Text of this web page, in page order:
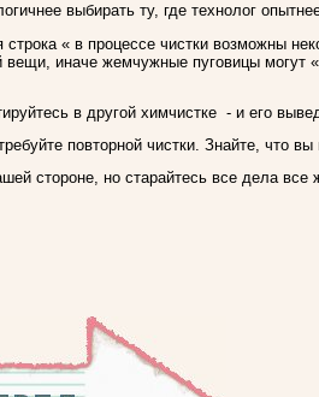
выбирать ту, где технолог
« в процессе чистки возможны
иначе жемчужные пуговицы могут
в другой химчистке - и его
повторной чистки. Знайте, что вы
стороне, но старайтесь все дела